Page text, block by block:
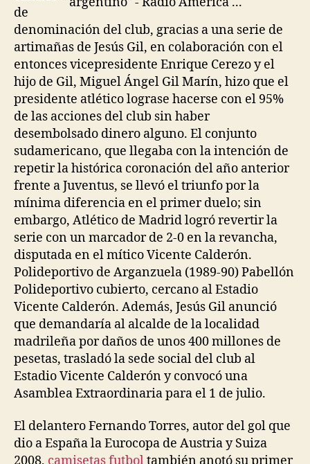
de
denominación del club, gracias a una serie de
artimañas de Jesús Gil, en colaboración con el
entonces vicepresidente Enrique Cerezo y el
hijo de Gil, Miguel Ángel Gil Marín, hizo que el
presidente atlético lograse hacerse con el 95%
de las acciones del club sin haber
desembolsado dinero alguno. El conjunto
sudamericano, que llegaba con la intención de
repetir la histórica coronación del año anterior
frente a Juventus, se llevó el triunfo por la
mínima diferencia en el primer duelo; sin
embargo, Atlético de Madrid logró revertir la
serie con un marcador de 2-0 en la revancha,
disputada en el mítico Vicente Calderón.
Polideportivo de Arganzuela (1989-90) Pabellón
Polideportivo cubierto, cercano al Estadio
Vicente Calderón. Además, Jesús Gil anunció
que demandaría al alcalde de la localidad
madrileña por daños de unos 400 millones de
pesetas, trasladó la sede social del club al
Estadio Vicente Calderón y convocó una
Asamblea Extraordinaria para el 1 de julio.
El delantero Fernando Torres, autor del gol que
dio a España la Eurocopa de Austria y Suiza